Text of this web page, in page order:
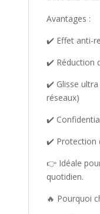
Avantages :
✔️ Effet anti-
✔️ Réduction
✔️ Glisse ultra
réseaux)
✔️
✔️ Protection
👉 Idéale
quotidien.
🔥 Pourquoi